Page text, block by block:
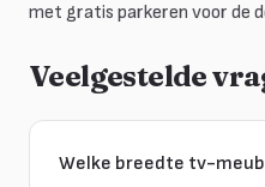
met gratis parkeren voor de
Veelgestelde
Welke breedte tv-